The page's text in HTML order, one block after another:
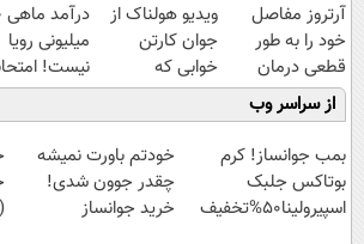
آرتروز مفاصل
خود را به طور
قطعی درمان
کنید!
◗پرسش‌نامه◖
ویدیو هولناک از
جوان کارتن
خوابی که
میلیاردر شد.
آموزش رایگان
میلیونی رویا
نیست!
مجانیه😉
از سراسر وب
بمب جوانساز! کرم
بوتاکس جلبک
اسپیرولینا50%تخفیف
خودتم باورت نمیشه
چقدر جوون شدی!
خرید جوانساز